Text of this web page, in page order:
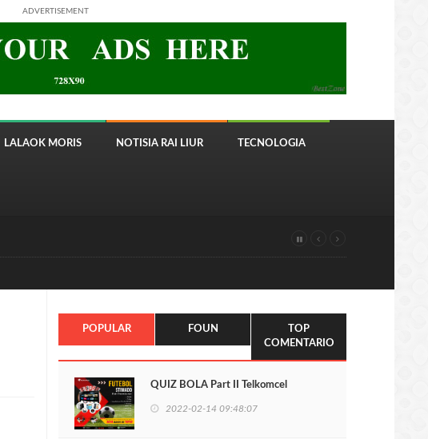
ADVERTISEMENT
LALAOK MORIS NOTISIA RAI LIUR TECNOLOGIA
POPULAR FOUN
TOP
COMENTARIO
QUIZ BOLA Part II Telkomcel
2022-02-14 09:48:07